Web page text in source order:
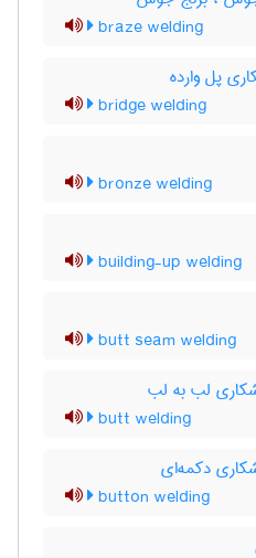
braze welding
پل وارده
bridge welding
bronze welding
building-up welding
butt seam welding
لب به لب
butt welding
دکمه‌ای
button welding